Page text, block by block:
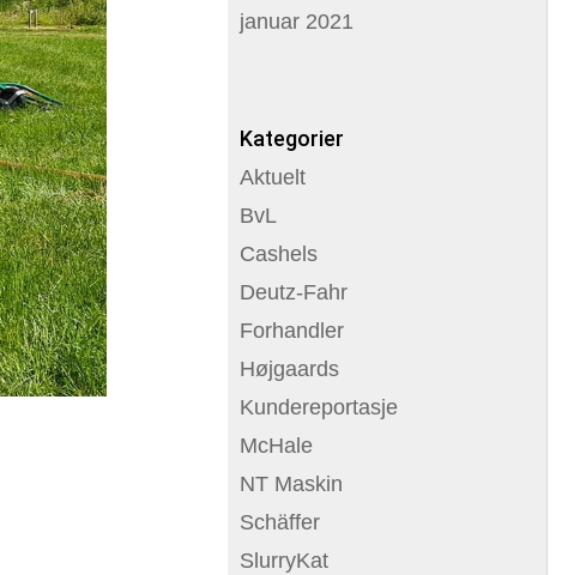
januar 2021
Kategorier
Aktuelt
BvL
Cashels
Deutz-Fahr
Forhandler
Højgaards
Kundereportasje
McHale
NT Maskin
Schäffer
SlurryKat